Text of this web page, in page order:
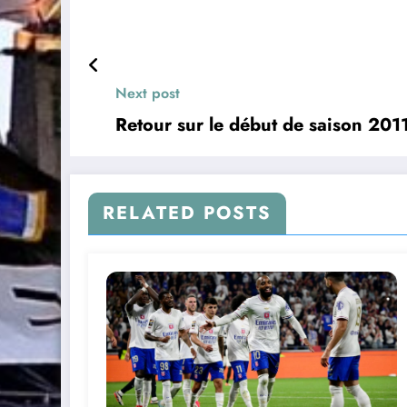
Next post
Retour sur le début de saison
RELATED POSTS